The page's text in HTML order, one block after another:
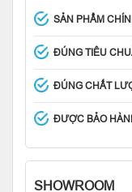
SẢN PHẨM
ĐÚNG TIÊU
ĐÚNG CHẤT
ĐƯỢC BẢO
SHOWROOM